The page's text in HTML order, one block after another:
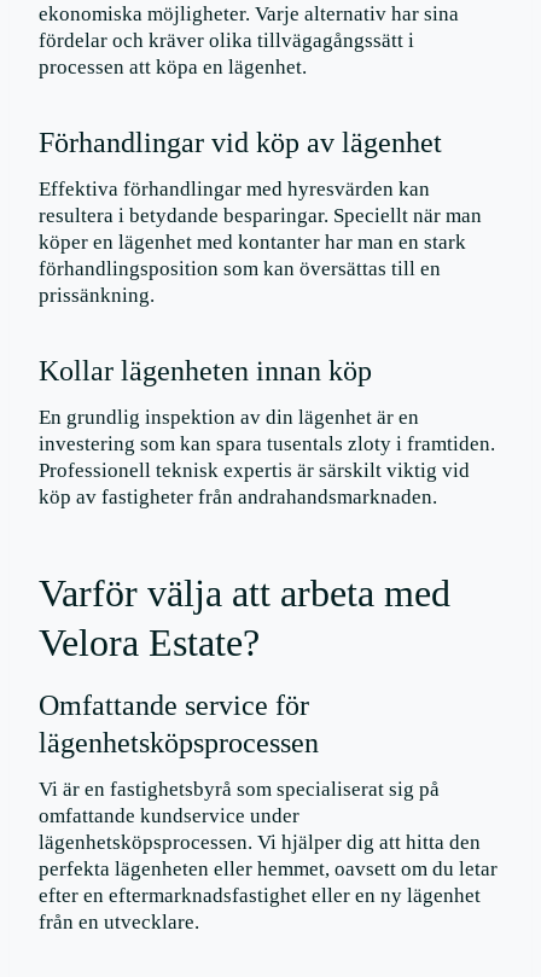
ekonomiska möjligheter. Varje alternativ har sina
fördelar och kräver olika tillvägagångssätt i
processen att köpa en lägenhet.
Förhandlingar vid köp av lägenhet
Effektiva förhandlingar med hyresvärden kan
resultera i betydande besparingar. Speciellt när man
köper en lägenhet med kontanter har man en stark
förhandlingsposition som kan översättas till en
prissänkning.
Kollar lägenheten innan köp
En grundlig inspektion av din lägenhet är en
investering som kan spara tusentals zloty i framtiden.
Professionell teknisk expertis är särskilt viktig vid
köp av fastigheter från andrahandsmarknaden.
Varför välja att arbeta med
Velora Estate?
Omfattande service för
lägenhetsköpsprocessen
Vi är en fastighetsbyrå som specialiserat sig på
omfattande kundservice under
lägenhetsköpsprocessen. Vi hjälper dig att hitta den
perfekta lägenheten eller hemmet, oavsett om du letar
efter en eftermarknadsfastighet eller en ny lägenhet
från en utvecklare.